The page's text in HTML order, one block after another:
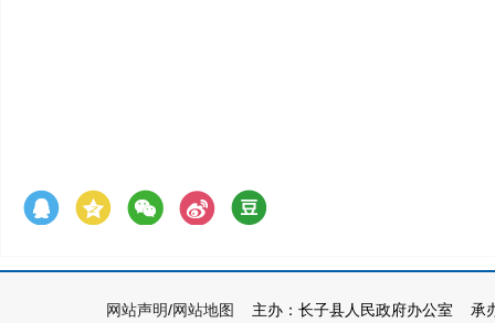
网站声明/网站地图
主办：长子县人民政府办公室 承